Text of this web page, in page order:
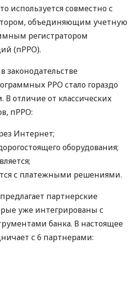
используется совместно с
объединяющим учетную
регистратором
(пРРО).
законодательстве
РРО стало гораздо
В отличие от классических
пРРО:
Интернет;
оборудования;
с платежными решениями.
предлагает партнерские
уже интегрированы с
банка. В настоящее
с 6 партнерами: